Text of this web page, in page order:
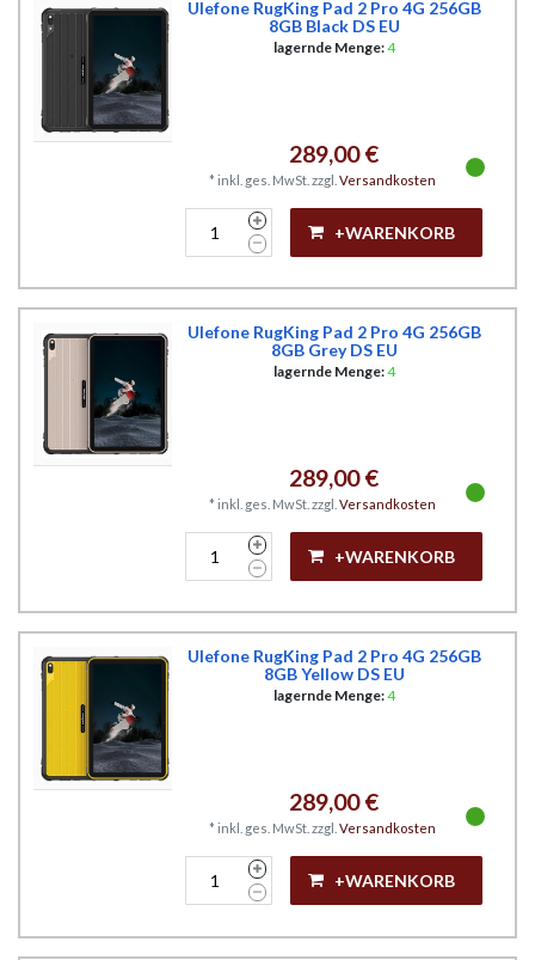
Ulefone RugKing Pad 2 Pro 4G 256GB
8GB Black DS EU
lagernde Menge:4
289,00 €
* inkl. ges. MwSt. zzgl. Versandkosten
+WARENKORB
Ulefone RugKing Pad 2 Pro 4G 256GB
8GB Grey DS EU
lagernde Menge:4
289,00 €
* inkl. ges. MwSt. zzgl. Versandkosten
+WARENKORB
Ulefone RugKing Pad 2 Pro 4G 256GB
8GB Yellow DS EU
lagernde Menge:4
289,00 €
* inkl. ges. MwSt. zzgl. Versandkosten
+WARENKORB